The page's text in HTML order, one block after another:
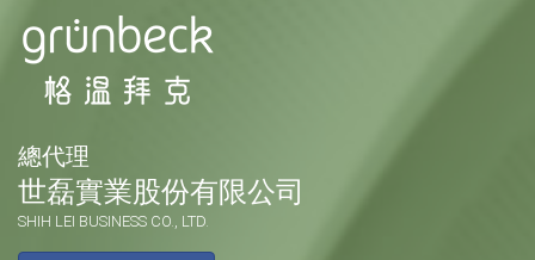
總代理
世磊實業股份有限公司
SHIH LEI BUSINESS CO., LTD.